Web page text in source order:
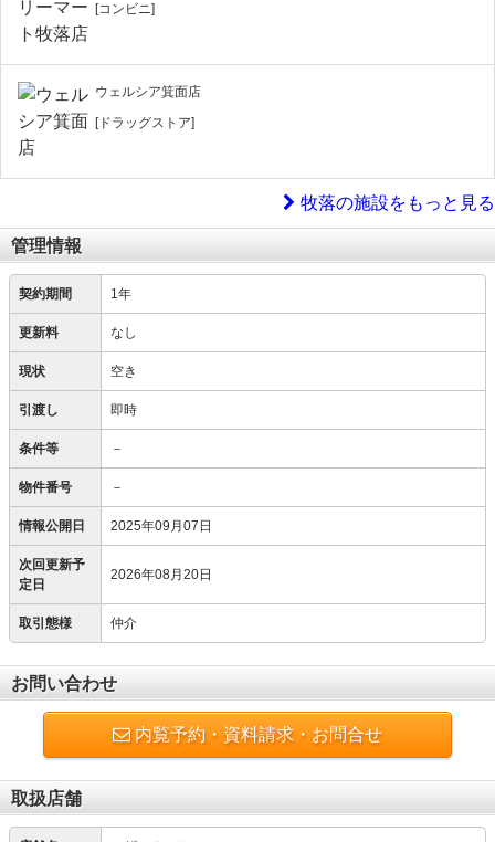
[コンビニ]
ウェルシア箕面店
[ドラッグストア]
牧落の施設をもっと見る
管理情報
契約期間 1年
更新料 なし
現状 空き
引渡し 即時
条件等 －
物件番号 －
情報公開日 2025年09月07日
次回更新予
定日
2026年08月20日
取引態様 仲介
お問い合わせ
内覧予約・資料請求・お問合せ
取扱店舗